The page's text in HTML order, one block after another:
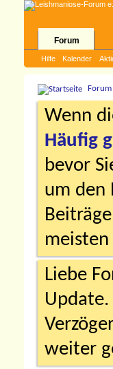
Forum
Hilfe Kalender
Forum
Wenn
Häufig
bevor
um den
Liebe
weiter